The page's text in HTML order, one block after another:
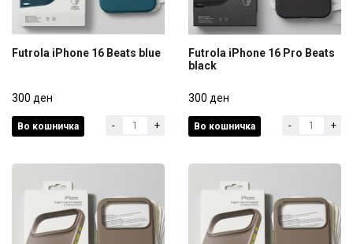
300 ден
Futrola iPhone 16 Beats blue
300 ден
Во кошничка - +
black
300 ден
Futrola iPhone 16 Pro Beats
black
300 ден
Во кошничка - +